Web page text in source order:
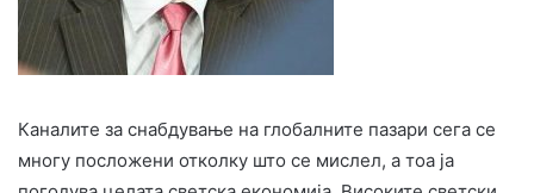
Каналите за снабдување на глобалните пазари сега се
многу посложени отколку што се мислел, а тоа ја